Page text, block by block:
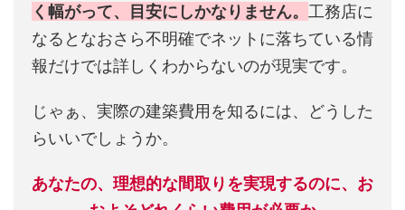
く幅がって、目安にしかなりません。 工務店に
なるとなおさら不明確でネットに落ちている情
報だけでは詳しくわからないのが現実です。
じゃぁ、実際の建築費用を知るには、どうした
らいいでしょうか。
あなたの、理想的な間取りを実現するのに、お